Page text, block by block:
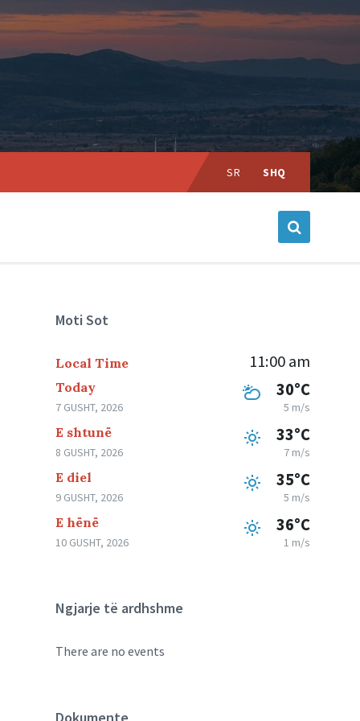
Choose
language:
SR SHQ
Moti Sot
Local Time 11:00 am
Today
7 GUSHT, 2026
30°C
5 m/s
E shtunë
8 GUSHT, 2026
33°C
7 m/s
E diel
9 GUSHT, 2026
35°C
5 m/s
E hënë
10 GUSHT, 2026
36°C
1 m/s
Ngjarje të ardhshme
There are no events